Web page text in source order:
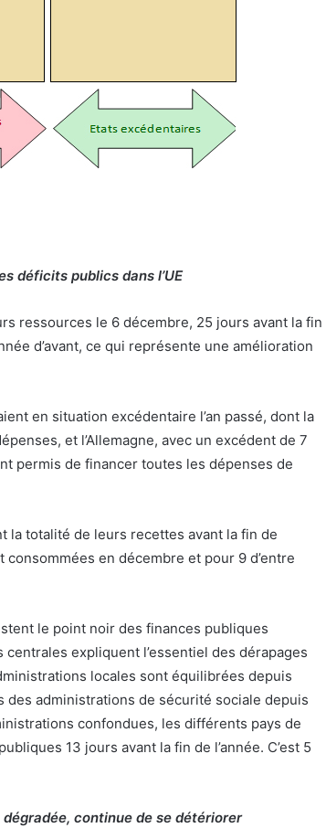
déficits publics dans l’UE
ressources le 6 décembre, 25 jours avant la fin
d’avant, ce qui représente une amélioration
en situation excédentaire l’an passé, dont la
et l’Allemagne, avec un excédent de 7
permis de financer toutes les dépenses de
la totalité de leurs recettes avant la fin de
consommées en décembre et pour 9 d’entre
le point noir des finances publiques
expliquent l’essentiel des dérapages
locales sont équilibrées depuis
des administrations de sécurité sociale depuis
confondues, les différents pays de
13 jours avant la fin de l’année. C’est 5
continue de se détériorer